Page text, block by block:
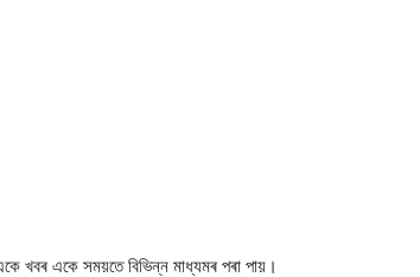
খবৰ একে সময়তে বিভিন্ন মাধ্যমৰ পৰা পায়।